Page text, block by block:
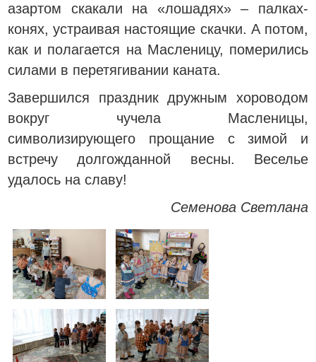
азартом скакали на «лошадях» – палках-
конях, устраивая настоящие скачки. А потом,
как и полагается на Масленицу, померились
силами в перетягивании каната.
Завершился праздник дружным хороводом
вокруг чучела Масленицы,
символизирующего прощание с зимой и
встречу долгожданной весны. Веселье
удалось на славу!
Семенова Светлана